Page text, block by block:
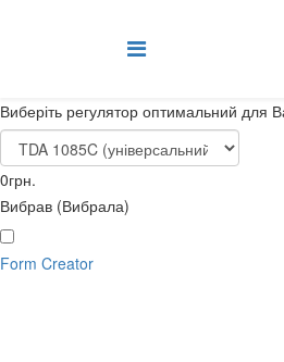
Виберіть регулятор оптимальний для
0грн.
Вибрав (Вибрала)
Form Creator